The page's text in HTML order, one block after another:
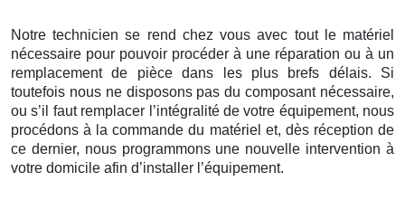
Notre technicien se rend chez vous avec tout le matériel
nécessaire pour pouvoir procéder à une réparation ou à un
remplacement de pièce dans les plus brefs délais. Si
toutefois nous ne disposons pas du composant nécessaire,
ou s’il faut remplacer l’intégralité de votre équipement, nous
procédons à la commande du matériel et, dès réception de
ce dernier, nous programmons une nouvelle intervention à
votre domicile afin d’installer l’équipement.